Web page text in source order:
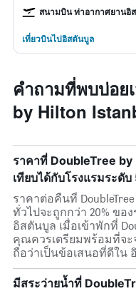
สนามบิน ท่าอากาศยานอิ
เที่ยวบินไปอิสตันบูล
คำถามที่พบบ่อย
by Hilton
ราคาที่ DoubleTree
เทียบได้กับโรงแรมระดั
ราคาต่อคืนที่
ทั่วไปจะถูกกว่า 20% ขอ
อิสตันบูล เมื่อเข้าพักที่
คุณควรเตรียมพร้อมที่จะ
ถือว่าเป็นข้อเสนอที่ดีใน
มีสระว่ายน้ำที่